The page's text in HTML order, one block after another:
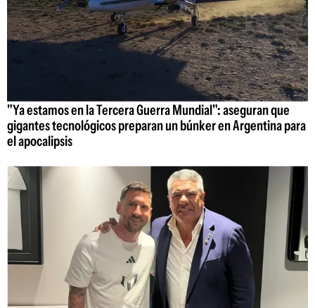
"Ya estamos en la Tercera Guerra Mundial": aseguran que
gigantes tecnológicos preparan un búnker en Argentina para
el apocalipsis